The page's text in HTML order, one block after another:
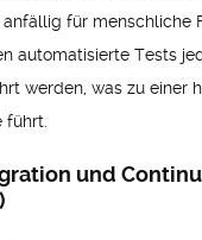
für menschliche
automatisierte Tests
werden, was zu einer
und